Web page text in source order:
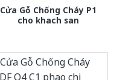
Cửa Gỗ Chống Cháy P1
cho khach san